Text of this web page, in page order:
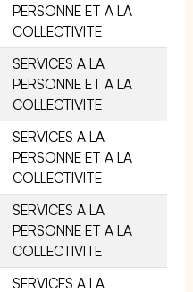
PERSONNE ET A LA
COLLECTIVITE
SERVICES A LA
PERSONNE ET A LA
COLLECTIVITE
SERVICES A LA
PERSONNE ET A LA
COLLECTIVITE
SERVICES A LA
PERSONNE ET A LA
COLLECTIVITE
SERVICES A LA